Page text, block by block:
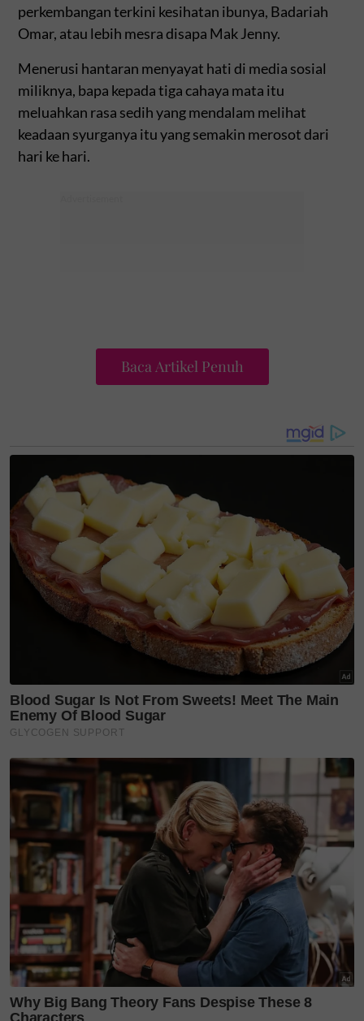
perkembangan terkini kesihatan ibunya, Badariah
Omar, atau lebih mesra disapa Mak Jenny.
Menerusi hantaran menyayat hati di media sosial
miliknya, bapa kepada tiga cahaya mata itu
meluahkan rasa sedih yang mendalam melihat
keadaan syurganya itu yang semakin merosot dari
hari ke hari.
Selain berkongsi rasa hati, Nubhan turut memuat
naik video dan foto kenangan lama bersama ibunya
sebagai pengubat rindu.
"Dulu, aku selalu ingat mak akan kekal macam ni
selamanya. Masih mampu berjalan, masih mampu
ketawa, masih mampu bergurau dengan kami.
"Rupa-rupanya, ALLAH hanya meminjamkan saat-
saat tu supaya suatu hari nanti bila aku lihat kembali
semua kenangan ni.
"Aku tahu betapa berharganya nikmat mempunyai
seorang ibu yang sihat dan betapa cepatnya masa
mengubah segala-galanya," luahnya hiba.
Baca Artikel Penuh